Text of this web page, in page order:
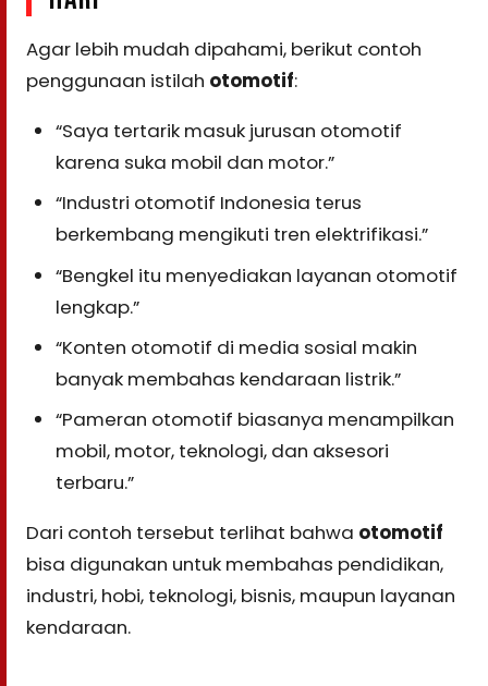
Agar lebih mudah dipahami, berikut contoh
penggunaan istilah otomotif:
“Saya tertarik masuk jurusan otomotif
karena suka mobil dan motor.”
“Industri otomotif Indonesia terus
berkembang mengikuti tren elektrifikasi.”
“Bengkel itu menyediakan layanan otomotif
lengkap.”
“Konten otomotif di media sosial makin
banyak membahas kendaraan listrik.”
“Pameran otomotif biasanya menampilkan
mobil, motor, teknologi, dan aksesori
terbaru.”
Dari contoh tersebut terlihat bahwa otomotif
bisa digunakan untuk membahas pendidikan,
industri, hobi, teknologi, bisnis, maupun layanan
kendaraan.